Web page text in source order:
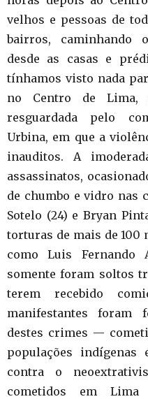
velhos e pessoas de
bairros, caminhando
desde as casas e
tínhamos visto nada
no Centro de Lima,
resguardada pelo
Urbina, em que a
inauditos. A
assassinatos,
de chumbo e vidro nas
Sotelo (24) e Bryan
torturas de mais de 100
como Luis Fernando
somente foram soltos
terem recebido
manifestantes foram
destes crimes —
populações indígenas
contra o
cometidos em